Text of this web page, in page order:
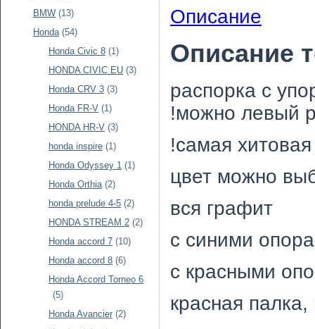
BMW (13)
Honda (54)
Honda Civic 8 (1)
HONDA CIVIC EU (3)
Honda CRV 3 (3)
Honda FR-V (1)
HONDA HR-V (3)
honda inspire (1)
Honda Odyssey 1 (1)
Honda Orthia (2)
honda prelude 4-5 (2)
HONDA STREAM 2 (2)
Honda accord 7 (10)
Honda accord 8 (6)
Honda Accord Torneo 6
(5)
Honda Avancier (2)
Описание
Описание
распорка с
!можно левый
!самая
цвет можно
вся графит
с синими
с красными
красная